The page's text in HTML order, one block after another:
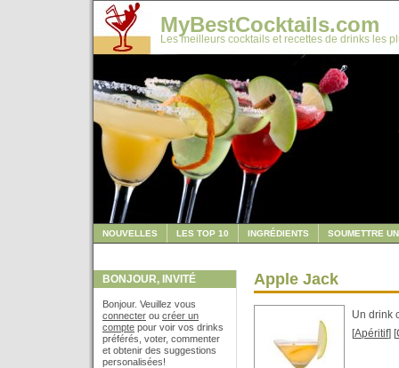
MyBestCocktails.com
Les meilleurs cocktails et recettes de drinks les
NOUVELLES LES TOP 10 INGRÉDIENTS SOUMETTRE
BONJOUR, INVITÉ
Bonjour. Veuillez vous
connecter ou créer un
compte pour voir vos drinks
préférés, voter, commenter
et obtenir des suggestions
personalisées!
Apple Jack
Un drink
[Apéritif] [